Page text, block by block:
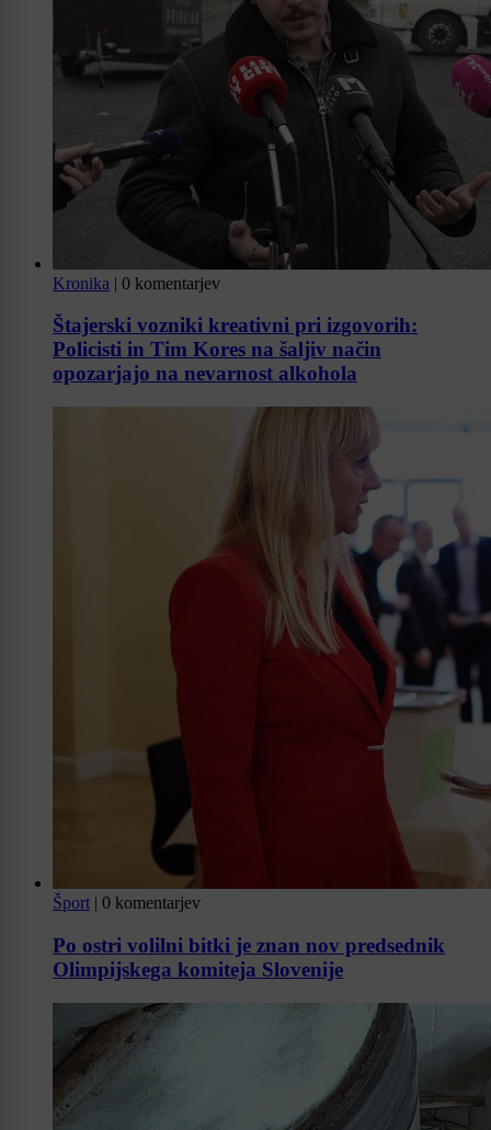
Kronika | 0 komentarjev
Štajerski vozniki kreativni pri izgovorih:
Policisti in Tim Kores na šaljiv način
opozarjajo na nevarnost alkohola
Šport | 0 komentarjev
Po ostri volilni bitki je znan nov predsednik
Olimpijskega komiteja Slovenije